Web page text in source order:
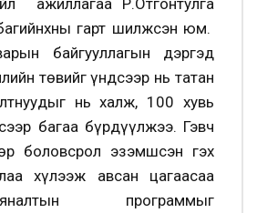
гарт шилжсэн юм.
байгууллагын дэргэд
төвийг үндсээр нь татан
нь халж, 100 хувь
багаа бүрдүүлжээ. Гэвч
боловсрол эзэмшсэн гэх
хүлээж авсан цагаасаа
программыг